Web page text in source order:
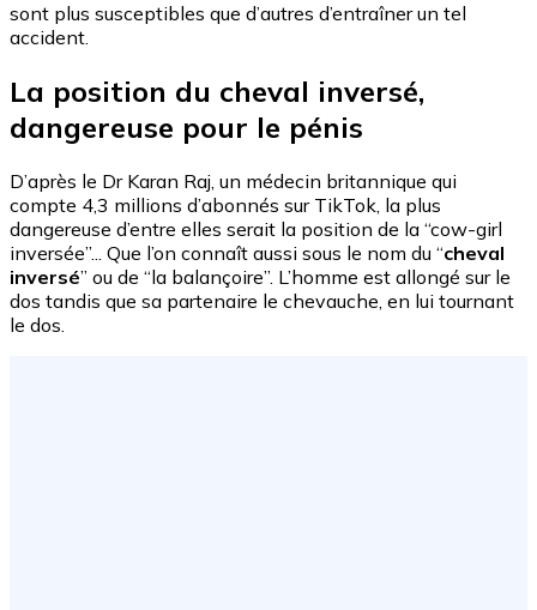
sont plus susceptibles que d’autres d’entraîner un tel
accident.
La position du cheval inversé,
dangereuse pour le pénis
D’après le Dr Karan Raj, un médecin britannique qui
compte 4,3 millions d’abonnés sur TikTok, la plus
dangereuse d’entre elles serait la position de la “cow-girl
inversée”... Que l’on connaît aussi sous le nom du “cheval
inversé” ou de “la balançoire”. L’homme est allongé sur le
dos tandis que sa partenaire le chevauche, en lui tournant
le dos.